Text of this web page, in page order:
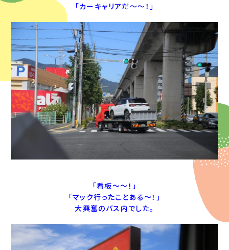
「カーキャリアだ～～！」
「看板～～！」
「マック行ったことある～！」
大興奮のバス内でした。